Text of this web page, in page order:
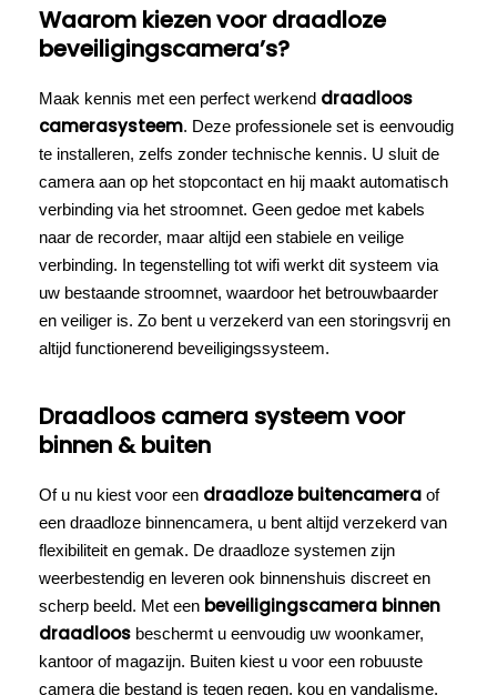
Waarom kiezen voor draadloze
beveiligingscamera’s?
Maak kennis met een perfect werkend draadloos
camerasysteem. Deze professionele set is eenvoudig
te installeren, zelfs zonder technische kennis. U sluit de
camera aan op het stopcontact en hij maakt automatisch
verbinding via het stroomnet. Geen gedoe met kabels
naar de recorder, maar altijd een stabiele en veilige
verbinding. In tegenstelling tot wifi werkt dit systeem via
uw bestaande stroomnet, waardoor het betrouwbaarder
en veiliger is. Zo bent u verzekerd van een storingsvrij en
altijd functionerend beveiligingssysteem.
Draadloos camera systeem voor
binnen & buiten
Of u nu kiest voor een draadloze buitencamera of
een draadloze binnencamera, u bent altijd verzekerd van
flexibiliteit en gemak. De draadloze systemen zijn
weerbestendig en leveren ook binnenshuis discreet en
scherp beeld. Met een beveiligingscamera binnen
draadloos beschermt u eenvoudig uw woonkamer,
kantoor of magazijn. Buiten kiest u voor een robuuste
camera die bestand is tegen regen, kou en vandalisme.